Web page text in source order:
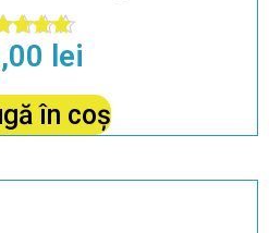
la
4.92
lei
în coș